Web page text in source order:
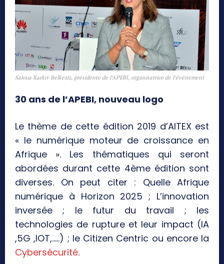
Saloua Karkri-Belkeziz, présidente de l’APEBI, organisatrice de l’événement
30 ans de l’APEBI, nouveau logo
Le thème de cette édition 2019 d’AITEX est
« le numérique moteur de croissance en
Afrique ». Les thématiques qui seront
abordées durant cette 4ème édition sont
diverses. On peut citer : Quelle Afrique
numérique à Horizon 2025 ; L’innovation
inversée ; le futur du travail ; les
technologies de rupture et leur impact (IA
,5G ,IOT,…..) ; le Citizen Centric ou encore la
Cybersécurité.